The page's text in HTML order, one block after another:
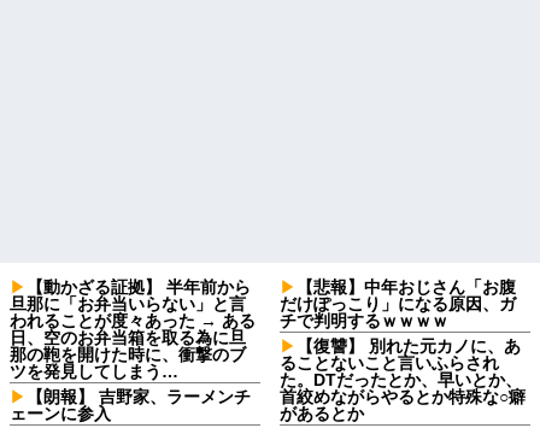
【動かざる証拠】 半年前から
旦那に「お弁当いらない」と言
われることが度々あった → ある
日、空のお弁当箱を取る為に旦
那の鞄を開けた時に、衝撃のブ
ツを発見してしまう…
【朗報】 吉野家、ラーメンチ
ェーンに参入
【悲報】中年おじさん「お腹
だけぽっこり」になる原因、ガ
チで判明するｗｗｗｗ
【復讐】 別れた元カノに、あ
ることないこと言いふらされ
た。DTだったとか、早いとか、
首絞めながらやるとか特殊な○癖
があるとか